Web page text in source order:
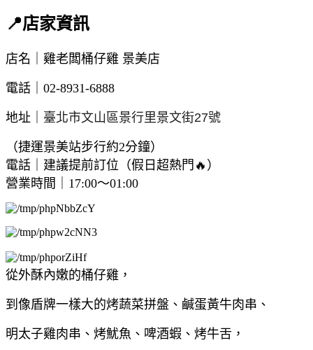
📍店家資訊
店名｜雞老闆桶仔雞 景美店
電話｜02-8931-6888
地址｜ 臺北市文山區景行里景文街27號
（捷運景美站步行約2分鐘）
電話｜建議提前訂位（假日超熱門🔥）
營業時間｜17:00～01:00
從外酥內嫩的桶仔雞，
到像盾牌一樣大的烤蔬菜拼盤、鹹蛋黃牛肉串、
明太子雞肉串、烤魷魚、啤酒蝦、烤牛舌，